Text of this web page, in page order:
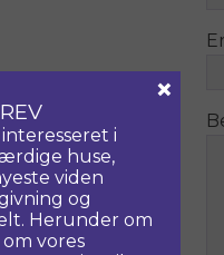
i
huse,
viden
og
Herunder om
vores
×